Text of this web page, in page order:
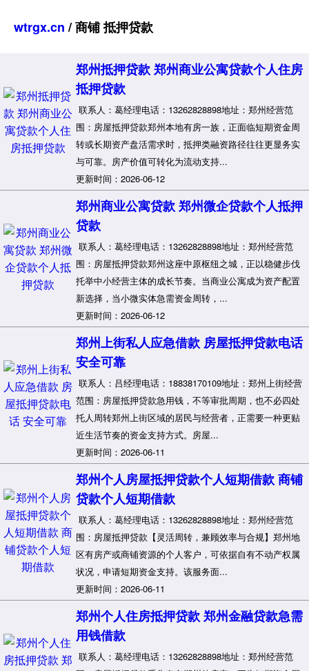
wtrgx.cn / 商铺 抵押贷款
郑州抵押贷款 郑州商业公寓贷款个人住房
抵押贷款
联系人：葛经理电话：13262828898地址：郑州经营范
围：房屋抵押贷款郑州本地有房一族，正面临短期资金周
转或长期资产盘活需求时，抵押类融资路径往往更显务实
与可靠。房产价值可转化为流动支持...
更新时间：2026-06-12
郑州商业公寓贷款 郑州微企贷款个人抵押
贷款
联系人：葛经理电话：13262828898地址：郑州经营范
围：房屋抵押贷款郑州这座中原枢纽之城，正以稳健步伐
托举中小经营主体的成长节奏。当商业公寓成为资产配置
新选择，当小微实体急需资金周转，...
更新时间：2026-06-12
郑州上街私人应急借款 房屋抵押贷款电话
安全可靠
联系人：吕经理电话：18838170109地址：郑州上街经营
范围：房屋抵押贷款急用钱，不等审批周期，也不必四处
托人周转郑州上街区域的居民与经营者，正需要一种更贴
近生活节奏的资金支持方式。房屋...
更新时间：2026-06-11
郑州个人房屋抵押贷款个人短期借款 商铺
贷款个人短期借款
联系人：葛经理电话：13262828898地址：郑州经营范
围：房屋抵押贷款【灵活周转，兼顾效率与合规】郑州地
区有房产或商铺资源的个人客户，可依据自有不动产权属
状况，申请短期资金支持。该服务面...
更新时间：2026-06-11
郑州个人住房抵押贷款 郑州金融贷款急需
用钱借款
联系人：葛经理电话：13262828898地址：郑州经营范